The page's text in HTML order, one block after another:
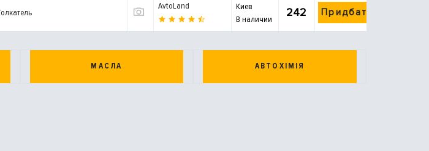
AvtoLand
Киев
В наличии
242 Придбати
МАСЛА АВТОХІМІЯ